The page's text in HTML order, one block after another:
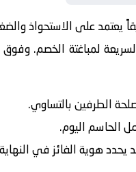
يعتمد على الاستحواذ
لمباغتة الخصم.
الطرفين بالتساوي.
الحاسم اليوم.
يحدد هوية الفائز في